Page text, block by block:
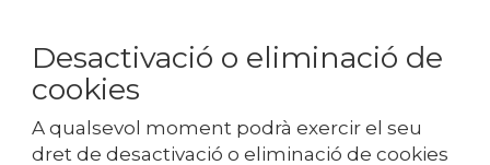
Desactivació o eliminació de
cookies
A qualsevol moment podrà exercir el seu
dret de desactivació o eliminació de cookies